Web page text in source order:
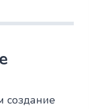
создание